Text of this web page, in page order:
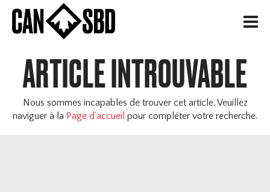
H
ARTICLE INTROUVABLE
Nous sommes incapables de trouver cet article. Veuillez
naviguer à la Page d'accueil pour compléter votre recherche.